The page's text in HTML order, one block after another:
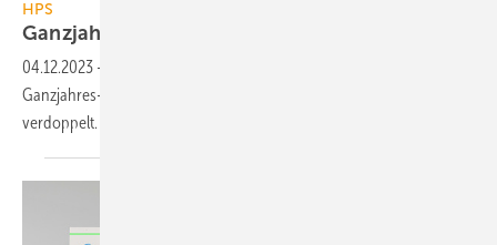
HPS
Ganzjahres-Stromspeicher
04.12.2023 -
Ganzjahres-Stromspeichers die Ausgangs­leistung auf 15 kW
verdoppelt.